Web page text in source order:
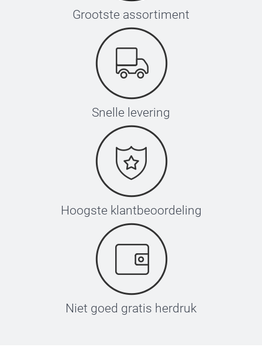
Grootste assortiment
Snelle levering
Hoogste klantbeoordeling
Niet goed gratis herdruk